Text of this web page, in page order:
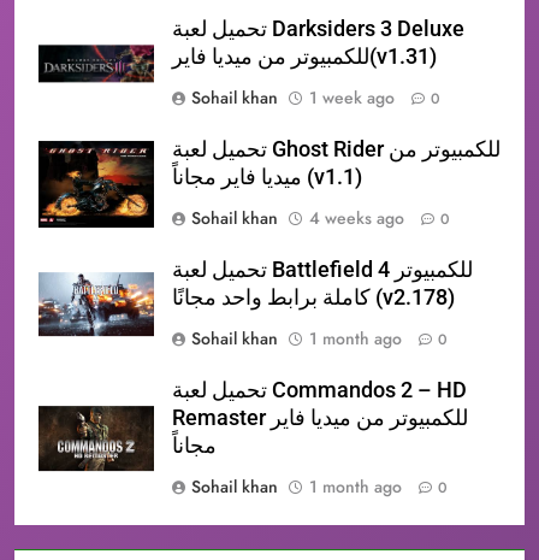
تحميل لعبة Darksiders 3 Deluxe
للكمبيوتر من ميديا فاير(v1.31)
Sohail khan
1 week ago 0
تحميل لعبة Ghost Rider للكمبيوتر من
ميديا فاير مجاناً (v1.1)
Sohail khan
4 weeks ago 0
تحميل لعبة Battlefield 4 للكمبيوتر
كاملة برابط واحد مجانًا (v2.178)
Sohail khan
1 month ago 0
تحميل لعبة Commandos 2 – HD
Remaster للكمبيوتر من ميديا فاير
مجاناً
Sohail khan
1 month ago 0